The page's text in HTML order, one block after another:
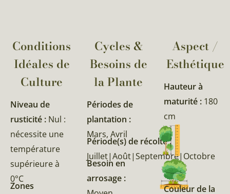
Conditions
Idéales de
Culture
Niveau de
rusticité : Nul :
nécessite une
température
supérieure à
0°C
Zones
Cycles &
Besoins de
la Plante​
Périodes de
plantation :
Mars, Avril
Période(s) de récolte :
Juillet|Août|Septembre|Octobre
Besoin en
arrosage :
Aspect /
Esthétique
Hauteur à
maturité : 180
cm
Couleur de la